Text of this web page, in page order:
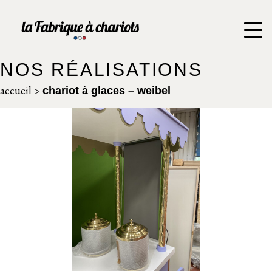
NOS RÉALISATIONS
accueil > chariot à glaces – weibel